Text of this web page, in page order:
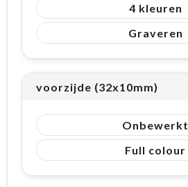
4
Graveren
voorzijde (32x10mm)
Onbewerkt
Full colour